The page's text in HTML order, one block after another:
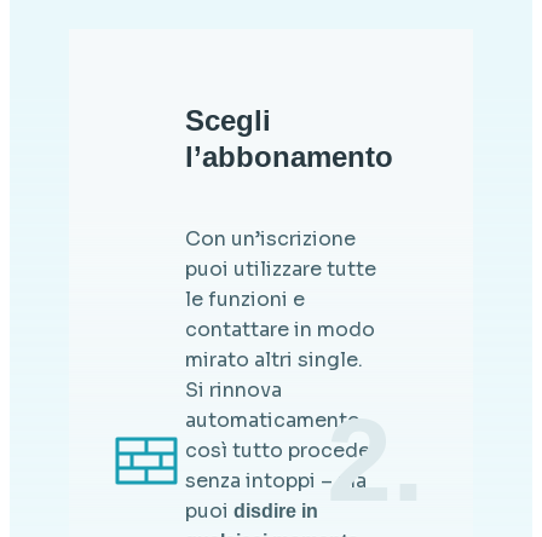
Scegli
l’abbonamento
Con un’iscrizione
puoi utilizzare tutte
le funzioni e
contattare in modo
mirato altri single.
Si rinnova
automaticamente,
così tutto procede
senza intoppi – ma
puoidisdire in 2.